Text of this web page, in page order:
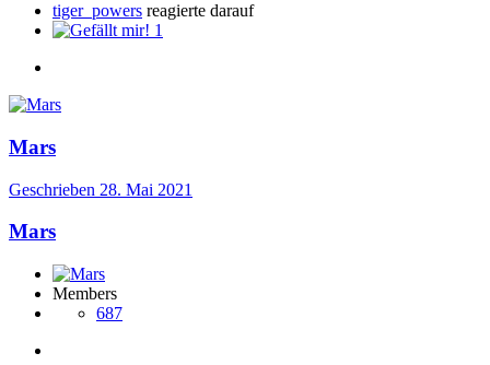
tiger_powers reagierte darauf
1
Mars
Geschrieben 28. Mai 2021
Mars
Members
687